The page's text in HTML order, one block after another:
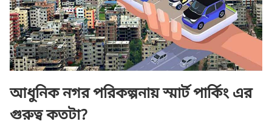
আধুনিক নগর পরিকল্পনায় স্মার্ট পার্কিং এর
গুরুত্ব কতটা?